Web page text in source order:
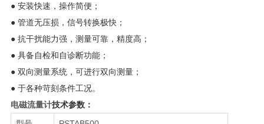
● 安装快速，操作简便；
● 管道无压损，信号转换极快；
● 抗干扰能力强，测量可靠，精度高；
● 具备自检和自诊断功能；
● 双向测量系统，可进行双向测量；
● 于各种苛刻条件工况。
电磁流量计技术参数：